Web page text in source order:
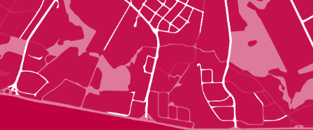
Кинотеатры, где можно посмотреть трансляцию Чемпионата по футболу в
Минске — новая возможность посмотреть матч на большом экране, но в
уютной атмосфере.
Выбирайте подходящий формат, и собирайтесь с друзьями за просмотром
ЧМ по футболу вместе с Relax.by!